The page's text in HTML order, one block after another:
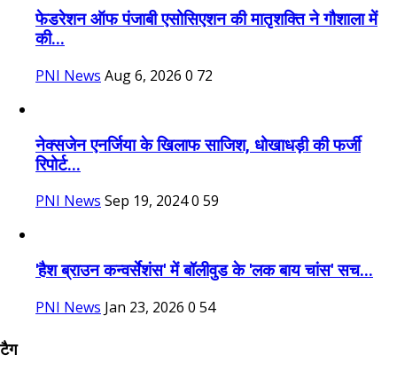
फेडरेशन ऑफ पंजाबी एसोसिएशन की मातृशक्ति ने गौशाला में
की...
PNI News Aug 6, 2026 0 72
नेक्सजेन एनर्जिया के खिलाफ साजिश, धोखाधड़ी की फर्जी
रिपोर्ट...
PNI News Sep 19, 20240 59
'हैश ब्राउन कन्वर्सेशंस' में बॉलीवुड के 'लक बाय चांस' सच...
PNI News Jan 23, 2026 0 54
टैग